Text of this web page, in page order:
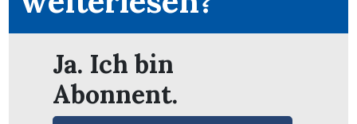
Ja. Ich bin
Abonnent.